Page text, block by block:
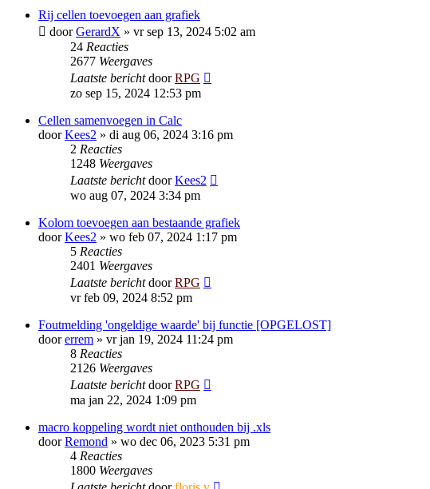
Rij cellen toevoegen aan grafiek
doorGerardX » vr sep 13, 2024 5:02 am
24 Reacties
2677 Weergaves
Laatste berichtdoorRPG
zo sep 15, 2024 12:53 pm
Cellen samenvoegen in Calc
doorKees2 » di aug 06, 2024 3:16 pm
2 Reacties
1248 Weergaves
Laatste berichtdoorKees2
wo aug 07, 2024 3:34 pm
Kolom toevoegen aan bestaande grafiek
doorKees2 » wo feb 07, 2024 1:17 pm
5 Reacties
2401 Weergaves
Laatste berichtdoorRPG
vr feb 09, 2024 8:52 pm
Foutmelding 'ongeldige waarde' bij functie [OPGELOST]
doorerrem » vr jan 19, 2024 11:24 pm
8 Reacties
2126 Weergaves
Laatste berichtdoorRPG
ma jan 22, 2024 1:09 pm
macro koppeling wordt niet onthouden bij .xls
doorRemond » wo dec 06, 2023 5:31 pm
4 Reacties
1800 Weergaves